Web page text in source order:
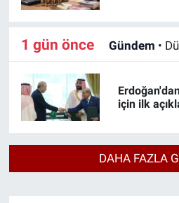
1 gün önce Gündem •
için ilk
DAHA FAZLA